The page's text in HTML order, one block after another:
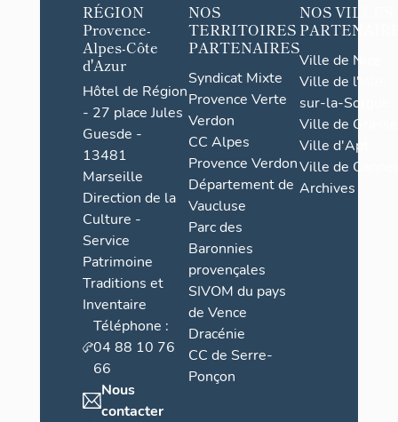
RÉGION
Provence-
Alpes-Côte
d'Azur
Hôtel de Région
- 27 place Jules
Guesde -
13481
Marseille
Direction de la
Culture -
Service
Patrimoine
Traditions et
Inventaire
Téléphone :
04 88 10 76
66
Nous
contacter
NOS
TERRITOIRES
PARTENAIRES
Syndicat Mixte
Provence Verte
Verdon
CC Alpes
Provence Verdon
Département de
Vaucluse
Parc des
Baronnies
provençales
SIVOM du pays
de Vence
Dracénie
CC de Serre-
Ponçon
NOS VILLES
Ville de Nice
Ville de l'Isle-
sur-la-Sorgue
Ville de Grasse
Ville d'Apt
Ville de
Archives